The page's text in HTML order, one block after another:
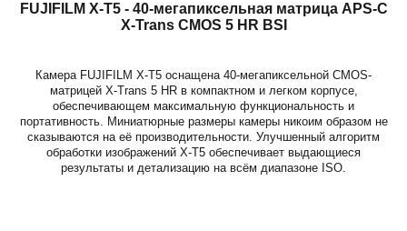
FUJIFILM X-T5 - 40-мегапиксельная матрица APS-C
X-Trans CMOS 5 HR BSI
Камера FUJIFILM X-T5 оснащена 40-мегапиксельной CMOS-
матрицей X-Trans 5 HR в компактном и легком корпусе,
обеспечивающем максимальную функциональность и
портативность. Миниатюрные размеры камеры никоим образом не
сказываются на её производительности. Улучшенный алгоритм
обработки изображений X-T5 обеспечивает выдающиеся
результаты и детализацию на всём диапазоне ISO.